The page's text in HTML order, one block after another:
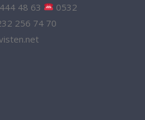
444 48 63
0532
256 74 70